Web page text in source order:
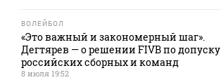
ВОЛЕЙБОЛ
«Это важный и закономерный шаг».
Дегтярев — о решении FIVB по допуску
российских сборных и команд
8 июля 19:52